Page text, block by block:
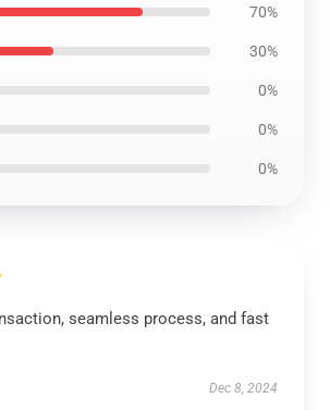
70%
30%
0%
0%
0%
seamless process, and fast
Dec 8, 2024